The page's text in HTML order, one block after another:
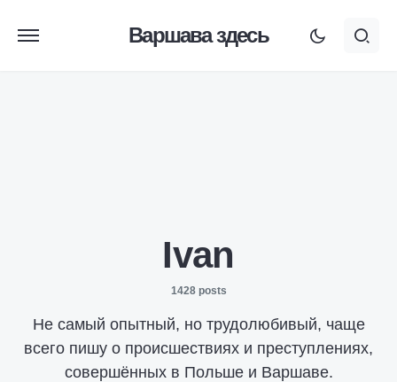
Варшава здесь
Ivan
1428 posts
Не самый опытный, но трудолюбивый, чаще
всего пишу о происшествиях и преступлениях,
совершённых в Польше и Варшаве.